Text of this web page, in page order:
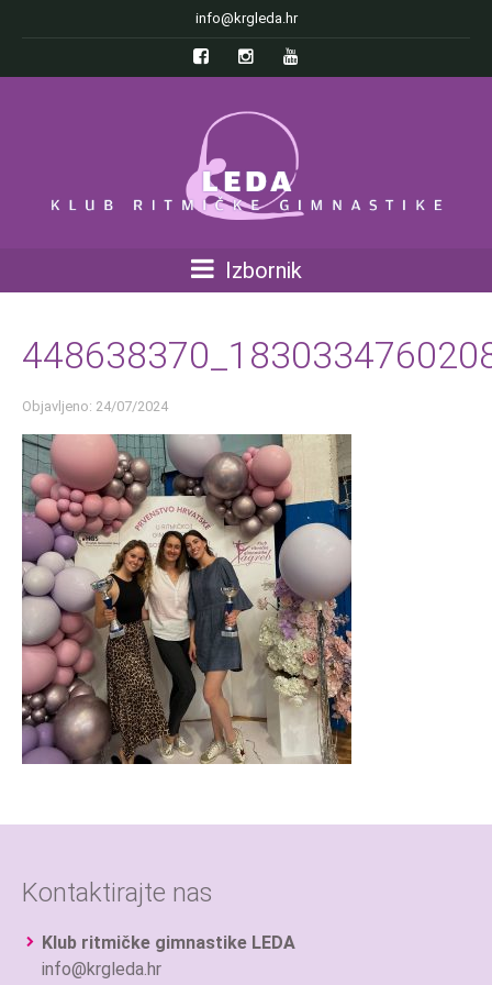
info@krgleda.hr
Izbornik
Objavljeno: 24/07/2024
Kontaktirajte nas
Klub ritmičke gimnastike LEDA
info@krgleda.hr